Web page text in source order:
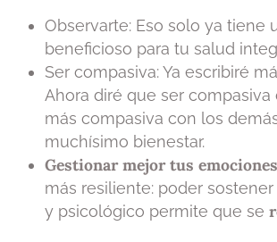
Observarte: Eso solo ya tiene
beneficioso para tu salud
Ser compasiva: Ya escribiré
Ahora diré que ser compasiva
más compasiva con los
muchísimo bienestar.
Gestionar mejor tus emociones
más resiliente: poder
y psicológico permite que se